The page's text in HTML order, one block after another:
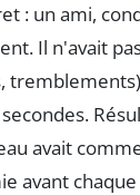
: un ami,
Il n'avait
avait
avant